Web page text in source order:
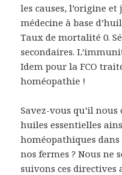
les causes, l’origine
médecine à base
Taux de mortalité 0.
secondaires.
Idem pour la FCO
homéopathie !
Savez-vous qu’il nous
huiles essentielles
homéopathiques
nos fermes ? Nous ne
suivons ces directives